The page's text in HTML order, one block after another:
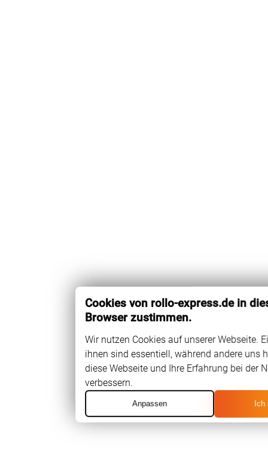
Cookies von rollo-express.de in
Browser zustimmen.
Wir nutzen Cookies auf unserer Webseite.
ihnen sind essentiell, während andere uns
diese Webseite und Ihre Erfahrung bei der
verbessern.
Anpassen Ich